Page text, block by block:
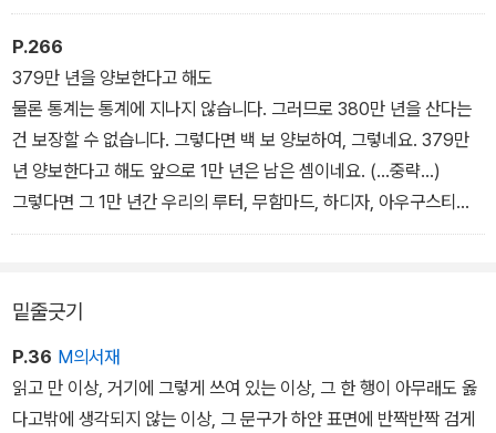
실러의 시대는 우리의 입장에서 보면 문학의 황금시대였습니다. 그런
데 그들조차 “문학은 끝났다”고 비관적인 말을 했습니다. 저는 좀 뭐
랄까요 - 짜증이 납니다.
P.266
379만 년을 양보한다고 해도
물론 통계는 통계에 지나지 않습니다. 그러므로 380만 년을 산다는
건 보장할 수 없습니다. 그렇다면 백 보 양보하여, 그렇네요. 379만
년 양보한다고 해도 앞으로 1만 년은 남은 셈이네요. (…중략…)
그렇다면 그 1만 년간 우리의 루터, 무함마드, 하디자, 아우구스티누
스, 테레지아, 도스토옙스키, 조이스, 베케트, 버지니아 울프, 그(녀)
니다. 아니, 부처는 두 번 다시 환생하지 않는다고 말했고, 진짜 예수
가 온다면 세상은 끝나버리니까 좀 곤란하지만, 그들 정도의 사람이
나타날지도 모르는 일이겠지요. 그러므로 이렇게 됩니다 ? 변혁은 이
루어질 것입니다.
밑줄긋기
P.36 M의서재
읽고 만 이상, 거기에 그렇게 쓰여 있는 이상, 그 한 행이 아무래도 옳
다고밖에 생각되지 않는 이상, 그 문구가 하얀 표면에 반짝반짝 검게